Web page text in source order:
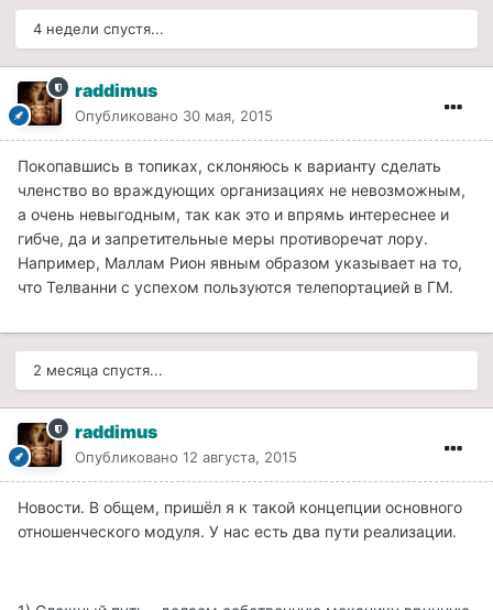
4 недели спустя...
raddimus
Опубликовано 30 мая, 2015
Покопавшись в топиках, склоняюсь к варианту сделать
членство во враждующих организациях не невозможным,
а очень невыгодным, так как это и впрямь интереснее и
гибче, да и запретительные меры противоречат лору.
Например, Маллам Рион явным образом указывает на то,
что Телванни с успехом пользуются телепортацией в ГМ.
2 месяца спустя...
raddimus
Опубликовано 12 августа, 2015
Новости. В общем, пришёл я к такой концепции основного
отношенческого модуля. У нас есть два пути реализации.